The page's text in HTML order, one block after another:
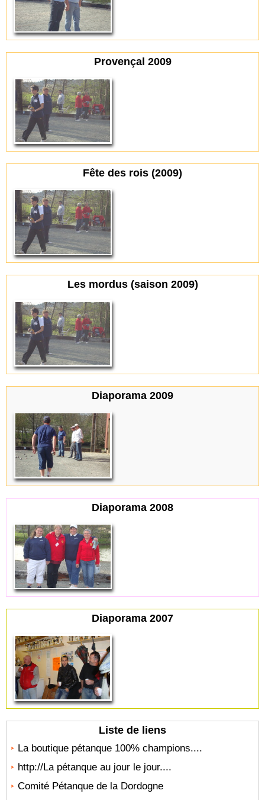
Provençal 2009
Fête des rois (2009)
Les mordus (saison 2009)
Diaporama 2009
Diaporama 2008
Diaporama 2007
Liste de liens
La boutique pétanque 100% champions....
http://La pétanque au jour le jour....
Comité Pétanque de la Dordogne